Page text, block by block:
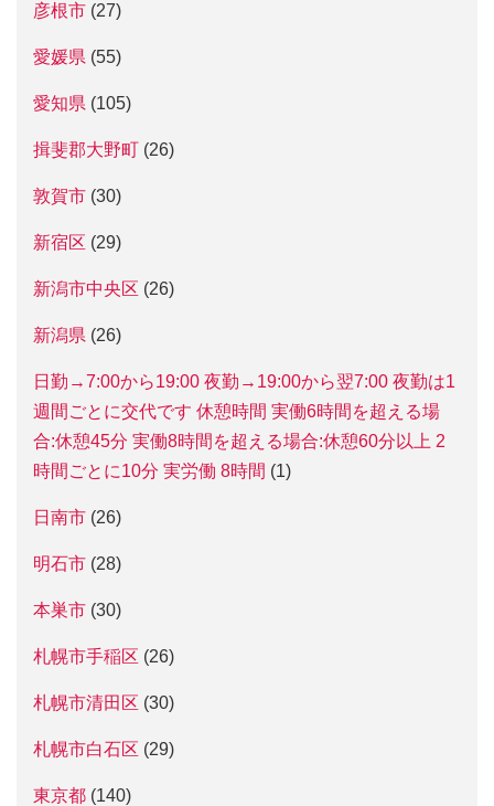
彦根市 (27)
愛媛県 (55)
愛知県 (105)
揖斐郡大野町 (26)
敦賀市 (30)
新宿区 (29)
新潟市中央区 (26)
新潟県 (26)
日勤→7:00から19:00 夜勤→19:00から翌7:00 夜勤は1
週間ごとに交代です 休憩時間 実働6時間を超える場
合:休憩45分 実働8時間を超える場合:休憩60分以上 2
時間ごとに10分 実労働 8時間 (1)
日南市 (26)
明石市 (28)
本巣市 (30)
札幌市手稲区 (26)
札幌市清田区 (30)
札幌市白石区 (29)
東京都 (140)